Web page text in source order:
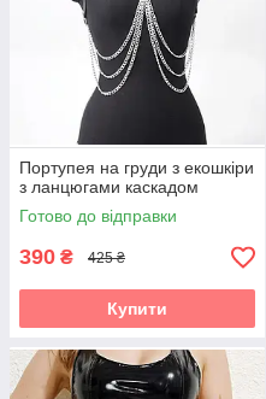
Портупея на груди з екошкіри
з ланцюгами каскадом
Готово до відправки
390 ₴ 425 ₴
Купити